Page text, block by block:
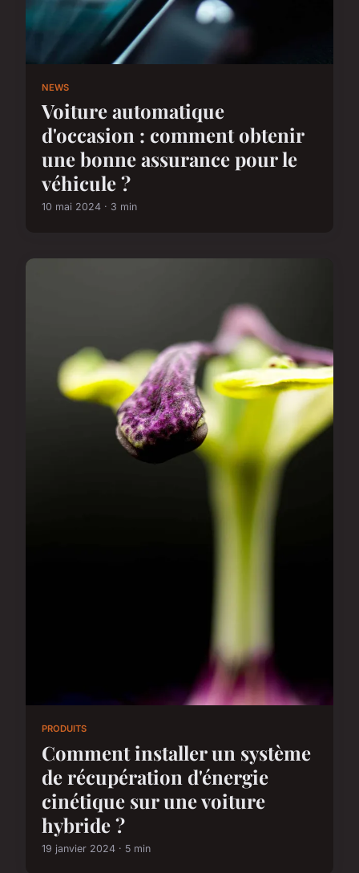
NEWS
Voiture automatique
d'occasion : comment obtenir
une bonne assurance pour le
véhicule ?
10 mai 2024 · 3 min
PRODUITS
Comment installer un système
de récupération d'énergie
cinétique sur une voiture
hybride ?
19 janvier 2024 · 5 min